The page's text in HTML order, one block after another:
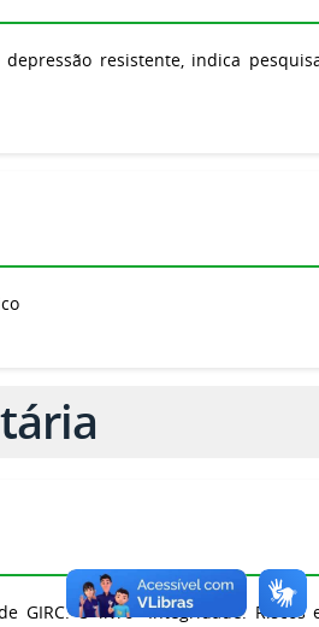
resistente, indica
GIRC. O livro "Integridade: Riscos